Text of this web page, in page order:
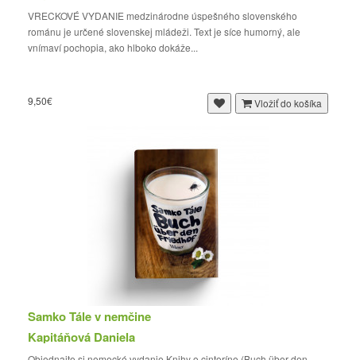
VRECKOVÉ VYDANIE medzinárodne úspešného slovenského
románu je určené slovenskej mládeži. Text je síce humorný, ale
vnímaví pochopia, ako hlboko dokáže...
9,50€ Vložiť do košíka
Samko Tále v nemčine
Kapitáňová Daniela